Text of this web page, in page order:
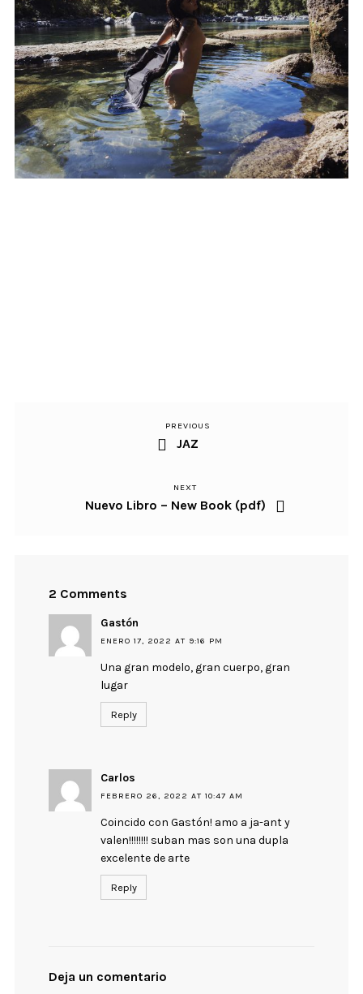
entradas
Previous
Post
PREVIOUS
JAZ
Next
Post
NEXT
Nuevo Libro – New Book (pdf)
2 Comments
Gastón
ENERO 17, 2022 AT 9:16 PM
Una gran modelo, gran cuerpo, gran
lugar
Reply
Carlos
FEBRERO 26, 2022 AT 10:47 AM
Coincido con Gastón! amo a ja-ant y
valen!!!!!!!! suban mas son una dupla
excelente de arte
Reply
Deja un comentario